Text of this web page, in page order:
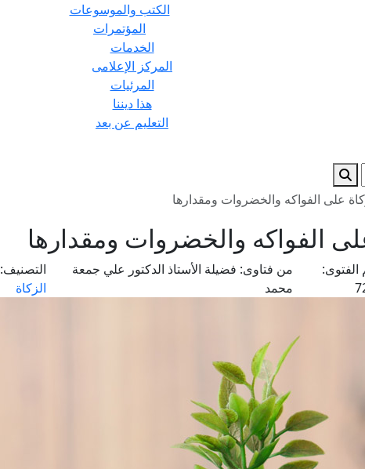
الكتب والموسوعات
المؤتمرات
الخدمات
المركز الإعلامى
المرئيات
هذا ديننا
التعليم عن بعد
على الفواكه والخضروات ومقدارها
الفواكه والخضروات ومقدارها
الفتوى:
من فتاوى: فضيلة الأستاذ الدكتور علي جمعة
محمد
التصنيف:
الزكاة